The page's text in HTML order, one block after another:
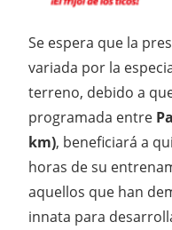
Se espera que la
variada por la
terreno, debido a
programada entre
km), beneficiará a
horas de su
aquellos que han
innata para